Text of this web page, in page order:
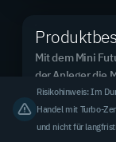
Mit dem Mini
der Anleger die
steigenden
partizipieren.
Top Basiswert
3,31 % des
Risikohinweis: Im
Handel mit Turbo-
und nicht für